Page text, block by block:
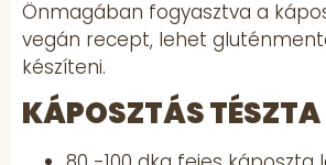
Önmagában fogyasztva a
vegán recept, lehet
készíteni.
KÁPOSZTÁS TÉSZTA